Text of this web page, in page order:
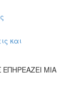
και
ΜΙΑ